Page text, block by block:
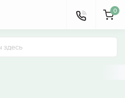
0